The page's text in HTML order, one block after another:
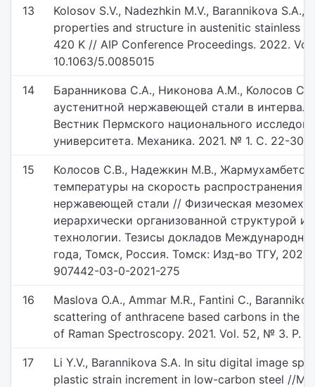
13
Kolosov S.V., Nadezhkin M.V., Barannikova
properties and structure in austenitic stainless
420 K // AIP Conference Proceedings. 2022.
10.1063/5.0085015
14
Баранникова С.А., Никонова А.М., Колосов
аустенитной нержавеющей стали в
Вестник Пермского национального
университета. Механика. 2021. № 1. С. 22-30.
15
Колосов С.В., Надежкин М.В.,
температуры на скорость распространения
нержавеющей стали // Физическая
иерархически организованной структурой и
технологии. Тезисы докладов
года, Томск, Россия. Томск: Изд-во ТГУ,
907442-03-0-2021-275
16
Maslova O.A., Ammar M.R., Fantini C.,
scattering of anthracene based carbons in the
of Raman Spectroscopy. 2021. Vol. 52, № 3. P.
17
Li Y.V., Barannikova S.A. In situ digital image
plastic strain increment in low-carbon steel //